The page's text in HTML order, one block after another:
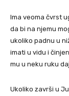
Ima veoma čvrst
da bi na njemu
ukoliko padnu u
imati u vidu i
mu u neku ruku
Ukoliko završi u